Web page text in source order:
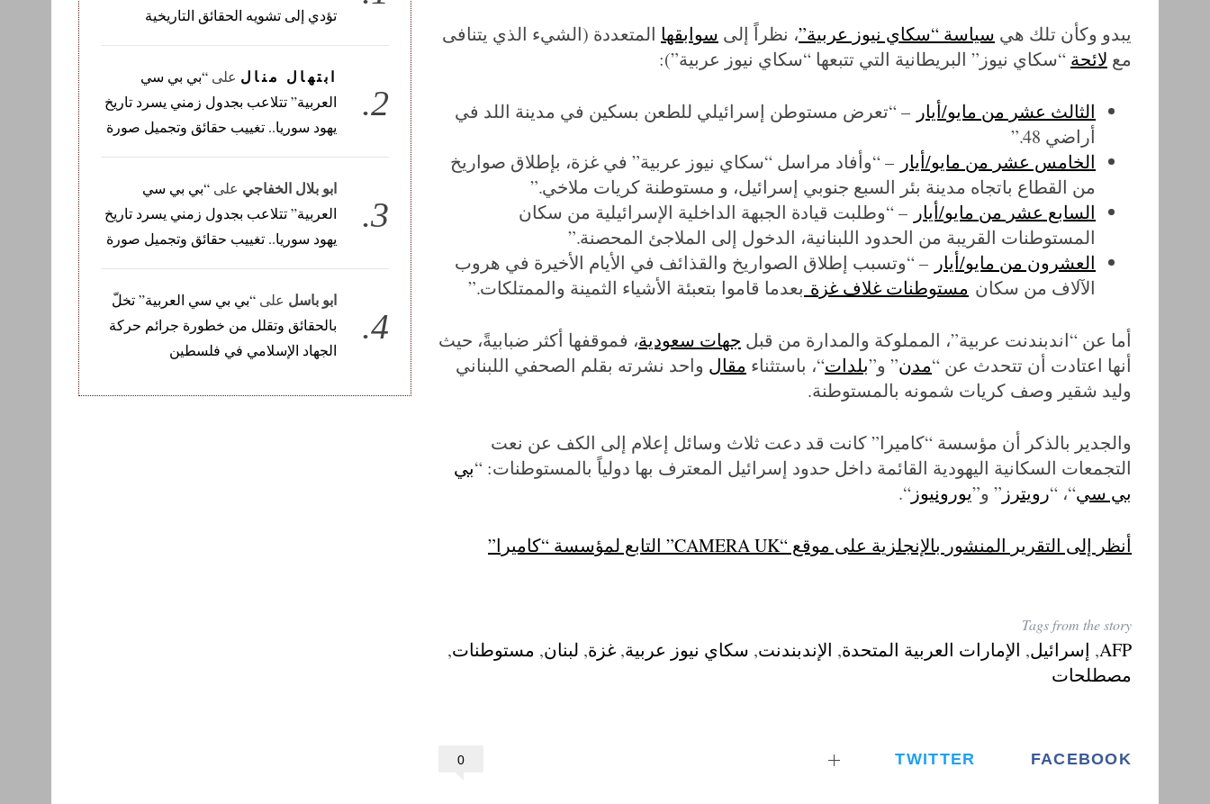
يبدو وكأن تلك هي سياسة “سكاي نيوز عربية”، نظراً إلى سوابقها المتعددة (الشيء الذي يتنافى
مع لائحة “سكاي نيوز” البريطانية التي تتبعها “سكاي نيوز عربية”):
الثالث عشر من مايو/أيار – “تعرض مستوطن إسرائيلي للطعن بسكين في مدينة اللد في
أراضي 48.”
الخامس عشر من مايو/أيار – “وأفاد مراسل “سكاي نيوز عربية” في غزة، بإطلاق صواريخ
من القطاع باتجاه مدينة بئر السبع جنوبي إسرائيل، و مستوطنة كريات ملاخي.”
السابع عشر من مايو/أيار – “وطلبت قيادة الجبهة الداخلية الإسرائيلية من سكان
المستوطنات القريبة من الحدود اللبنانية، الدخول إلى الملاجئ المحصنة.”
العشرون من مايو/أيار – “وتسبب إطلاق الصواريخ والقذائف في الأيام الأخيرة في هروب
الآلاف من سكان مستوطنات غلاف غزة بعدما قاموا بتعبئة الأشياء الثمينة والممتلكات.”
أما عن “اندبندنت عربية”، المملوكة والمدارة من قبل جهات سعودية، فموقفها أكثر ضبابيةً، حيث
أنها اعتادت أن تتحدث عن “مدن” و”بلدات“، باستثناء مقال واحد نشرته بقلم الصحفي اللبناني
وليد شقير وصف كريات شمونه بالمستوطنة.
والجدير بالذكر أن مؤسسة “كاميرا” كانت قد دعت ثلاث وسائل إعلام إلى الكف عن نعت
التجمعات السكانية اليهودية القائمة داخل حدود إسرائيل المعترف بها دولياً بالمستوطنات: “بي
بي سي“، “رويترز ” و”يورونيوز “.
أنظر إلى التقرير المنشور بالإنجلزية على موقع “CAMERA UK” التابع لمؤسسة “كاميرا”
Tags from the story
AFP
, إسرائيل, الإمارات العربية المتحدة, الإندبندنت, سكاي نيوز عربية, غزة, لبنان, مستوطنات,
مصطلحات
0 FACEBOOK
TWITTER
تؤدي إلى تشويه الحقائق التاريخية
ابتهال منال على “بي بي سي
العربية” تتلاعب بجدول زمني يسرد تاريخ
يهود سوريا.. تغييب حقائق وتجميل صورة
ابو بلال الخفاجي على “بي بي سي
العربية” تتلاعب بجدول زمني يسرد تاريخ
يهود سوريا.. تغييب حقائق وتجميل صورة
ابو باسل على “بي بي سي العربية” تخلّ
بالحقائق وتقلل من خطورة جرائم حركة
الجهاد الإسلامي في فلسطين